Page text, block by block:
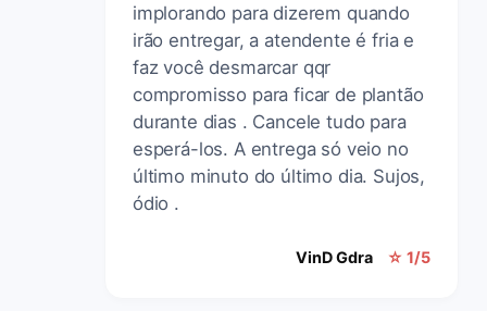
implorando para dizerem quando
irão entregar, a atendente é fria e
faz você desmarcar qqr
compromisso para ficar de plantão
durante dias . Cancele tudo para
esperá-los. A entrega só veio no
último minuto do último dia. Sujos,
ódio .
VinD Gdra ☆ 1/5